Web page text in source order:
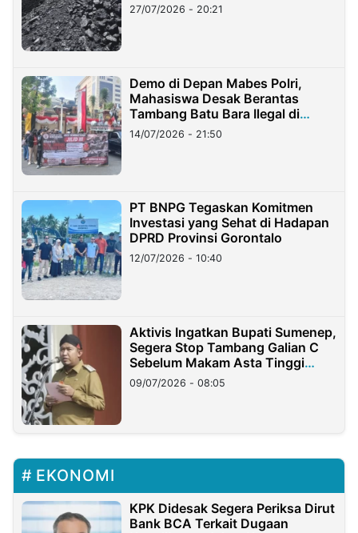
Stockpile
27/07/2026 - 20:21
Demo di Depan Mabes Polri,
Mahasiswa Desak Berantas
Tambang Batu Bara Ilegal di
Lampung
14/07/2026 - 21:50
PT BNPG Tegaskan Komitmen
Investasi yang Sehat di Hadapan
DPRD Provinsi Gorontalo
12/07/2026 - 10:40
Aktivis Ingatkan Bupati Sumenep,
Segera Stop Tambang Galian C
Sebelum Makam Asta Tinggi
Longsor
09/07/2026 - 08:05
EKONOMI
KPK Didesak Segera Periksa Dirut
Bank BCA Terkait Dugaan